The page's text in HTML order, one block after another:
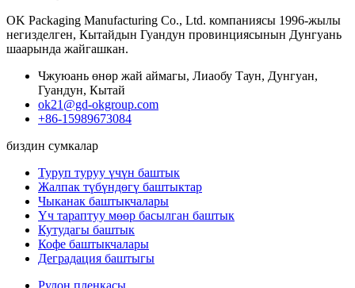
OK Packaging Manufacturing Co., Ltd. компаниясы 1996-жылы
негизделген, Кытайдын Гуандун провинциясынын Дунгуань
шаарында жайгашкан.
Чжуюань өнөр жай аймагы, Лиаобу Таун, Дунгуан,
Гуандун, Кытай
ok21@gd-okgroup.com
+86-15989673084
биздин сумкалар
Туруп туруу үчүн баштык
Жалпак түбүндөгү баштыктар
Чыканак баштыкчалары
Үч тараптуу мөөр басылган баштык
Кутудагы баштык
Кофе баштыкчалары
Деградация баштыгы
Рулон пленкасы